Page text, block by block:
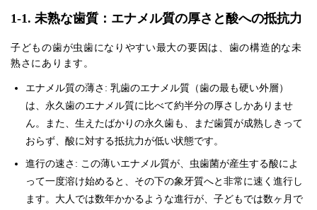
1-1. 未熟な歯質：エナメル質の厚さと酸への抵抗力
子どもの歯が虫歯になりやすい最大の要因は、歯の構造的な未
熟さにあります。
エナメル質の薄さ: 乳歯のエナメル質（歯の最も硬い外層）
は、永久歯のエナメル質に比べて約半分の厚さしかありませ
ん。また、生えたばかりの永久歯も、まだ歯質が成熟しきって
おらず、酸に対する抵抗力が低い状態です。
進行の速さ: この薄いエナメル質が、虫歯菌が産生する酸によ
って一度溶け始めると、その下の象牙質へと非常に速く進行し
ます。大人では数年かかるような進行が、子どもでは数ヶ月で